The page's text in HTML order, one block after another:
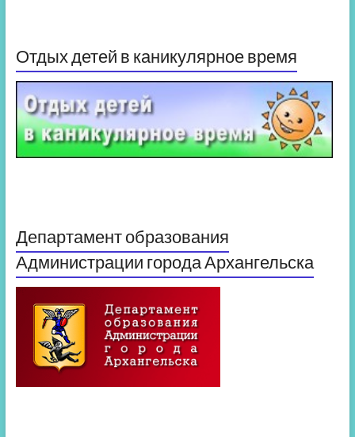
Отдых детей в каникулярное время
Департамент образования
Администрации города Архангельска